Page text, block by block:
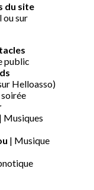
du site
ou sur
public
Helloasso)
| Musiques
| Musique